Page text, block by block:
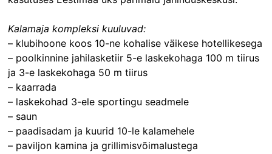
Kalamaja kompleksi kuuluvad:
– klubihoone koos 10-ne kohalise väikese hotellikesega
– poolkinnine jahilasketiir 5-e laskekohaga 100 m tiirus
ja 3-e laskekohaga 50 m tiirus
– kaarrada
– laskekohad 3-ele sportingu seadmele
– saun
– paadisadam ja kuurid 10-le kalamehele
– paviljon kamina ja grillimisvõimalustega